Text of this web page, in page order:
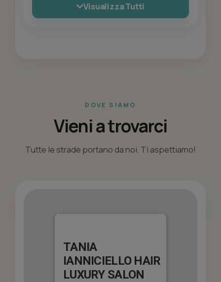
Visualizza Tutti
DOVE SIAMO
Vieni a trovarci
Tutte le strade portano da noi. Ti aspettiamo!
TANIA
IANNICIELLO HAIR
LUXURY SALON